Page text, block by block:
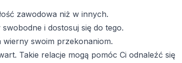
zawodowa niż w innych.
i dostosuj się do tego.
swoim przekonaniom.
Takie relacje mogą pomóc Ci odnaleźć się